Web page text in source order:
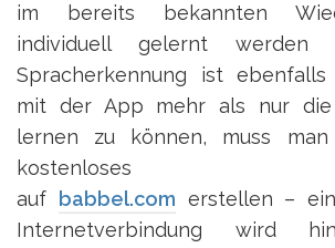
im bereits bekannten
individuell gelernt werden
Spracherkennung ist
mit der App mehr als nur
lernen zu können, muss
kostenloses
auf
babbel.com erstellen –
Internetverbindung wird